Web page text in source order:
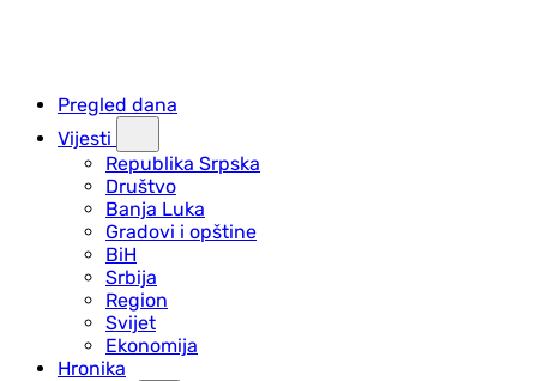
Pregled dana
Vijesti
Republika Srpska
Društvo
Banja Luka
Gradovi i opštine
BiH
Srbija
Region
Svijet
Ekonomija
Hronika